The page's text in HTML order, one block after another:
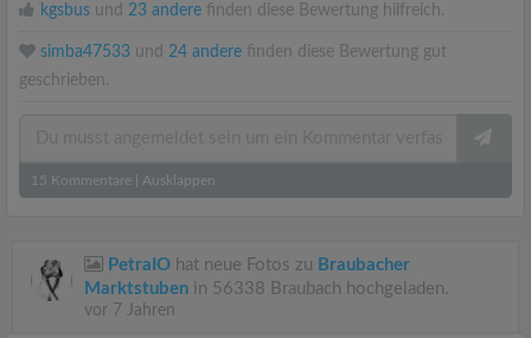
kgsbus und 23 andere finden diese Bewertung hilfreich.
simba47533 und 24 andere finden diese Bewertung gut
geschrieben.
15 Kommentare Ausklappen
PetraIO hat neue Fotos zu Braubacher
Marktstuben in 56338 Braubach hochgeladen.
vor 7 Jahren